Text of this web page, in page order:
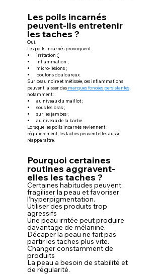
Les poils incarnés
peuvent-ils entretenir
les taches ?
Oui.
Les poils incarnés provoquent :
irritation ;'
inflammation ;
micro-lésions ;
boutons douloureux.
Sur peau noire et métissée, ces inflammations
peuvent laisser des marques foncées persistantes
notamment :
au niveau du maillot ;
sous les bras ;
sur les jambes ;
au niveau de la barbe.
Lorsque les poils incarnés reviennent
régulièrement, les taches peuvent elles aussi
réapparaître.
Pourquoi certaines
routines aggravent-
elles les taches ?
Certaines habitudes peuvent
fragiliser la peau et favoriser
l’hyperpigmentation.
Utiliser des produits trop
agressifs
Une peau irritée peut produire
davantage de mélanine.
Décaper la peau ne fait pas
partir les taches plus vite.
Changer constamment de
produits
La peau a besoin de stabilité et
de régularité.